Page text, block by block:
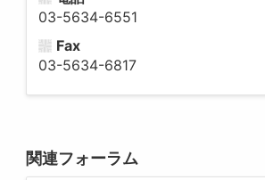
03-5634-6551
Fax
03-5634-6817
関連フォーラム